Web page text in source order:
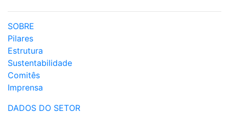
SOBRE
Pilares
Estrutura
Sustentabilidade
Comitês
Imprensa
DADOS DO SETOR